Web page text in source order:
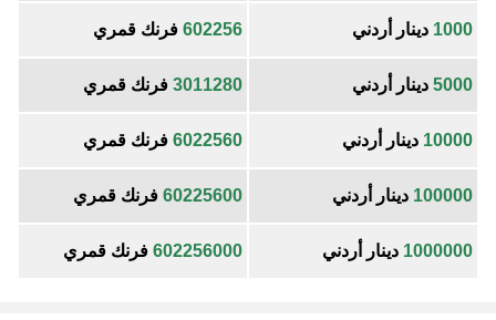
1000 دينار أردني 602256 فرنك قمري
5000 دينار أردني 3011280 فرنك قمري
10000 دينار أردني 6022560 فرنك قمري
100000 دينار أردني 60225600 فرنك قمري
1000000 دينار أردني 602256000 فرنك قمري